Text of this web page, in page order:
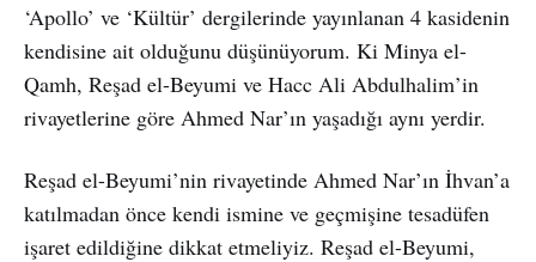
‘Apollo’ ve ‘Kültür’ dergilerinde yayınlanan 4 kasidenin
kendisine ait olduğunu düşünüyorum. Ki Minya el-
Qamh, Reşad el-Beyumi ve Hacc Ali Abdulhalim’in
rivayetlerine göre Ahmed Nar’ın yaşadığı aynı yerdir.
Reşad el-Beyumi’nin rivayetinde Ahmed Nar’ın İhvan’a
katılmadan önce kendi ismine ve geçmişine tesadüfen
işaret edildiğine dikkat etmeliyiz. Reşad el-Beyumi,